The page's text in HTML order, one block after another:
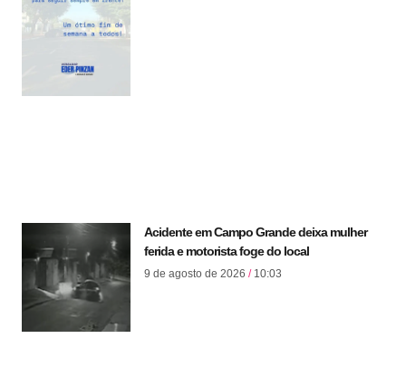
Acidente em Campo Grande deixa mulher
ferida e motorista foge do local
9 de agosto de 2026 10:03